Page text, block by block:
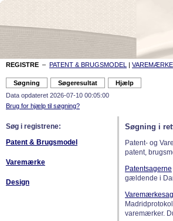
REGISTRE – PATENT & BRUGSMODEL | VAREMÆRKE
Data opdateret 2026-07-10 00:05:00
Brug for hjælp til søgning?
Søg i registrene:
Patent & Brugsmodel
Varemærke
Design
Søgning i
Patent- og
patent,
Patentsagerne
gældende i
varemærker.